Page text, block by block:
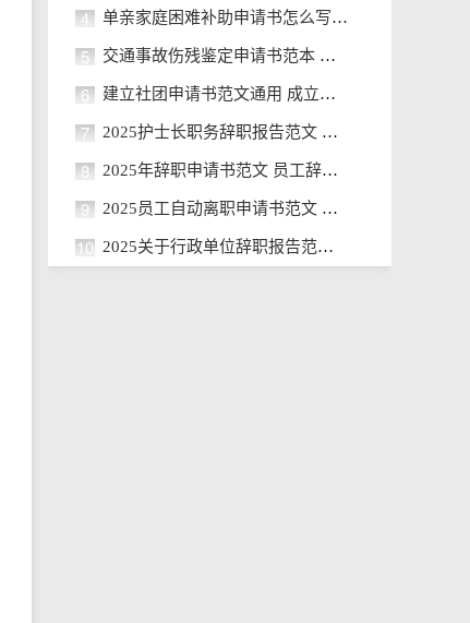
4 单亲家庭困难补助申请书怎么写 单
5 交通事故伤残鉴定申请书范本 关于
6 建立社团申请书范文通用 成立社团
7 2025护士长职务辞职报告范文 护士
8 2025年辞职申请书范文 员工辞职申
9 2025员工自动离职申请书范文 员工
10 2025关于行政单位辞职报告范文 行